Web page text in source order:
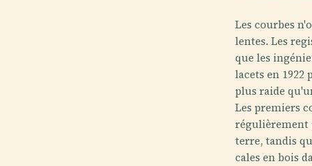
Les courbes
lentes. Les
que les
lacets en 1922
plus raide
Les premiers
régulièrement
terre, tandis
cales en bois